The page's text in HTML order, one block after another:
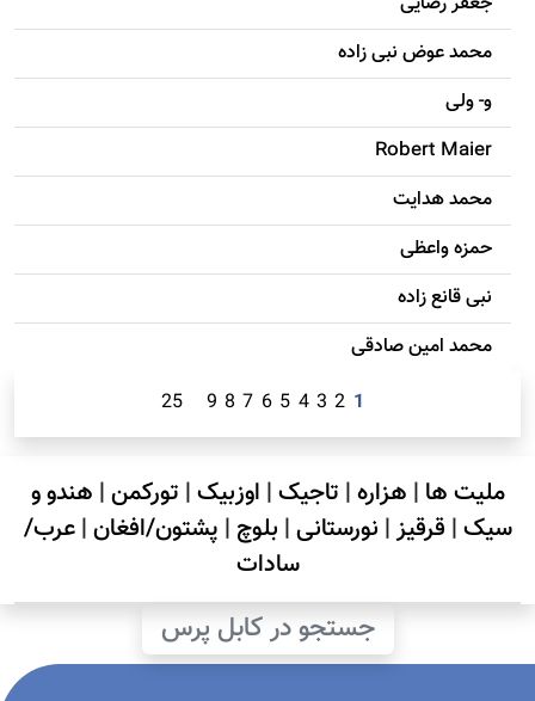
محمد عوض نبی زاده
و- ولی
Robert Maier
محمد هدایت
حمزه واعظی
نبی قانع زاده
محمد امين صادقی
1
2
3
4
5
6
7
8
9
25
ملیت ها | هزاره| تاجیک| اوزبیک| تورکمن| هندو و
سیک| قرقیز| نورستانی| بلوچ | پشتون/افغان|عرب/
سادات
جستجو در کابل پرس